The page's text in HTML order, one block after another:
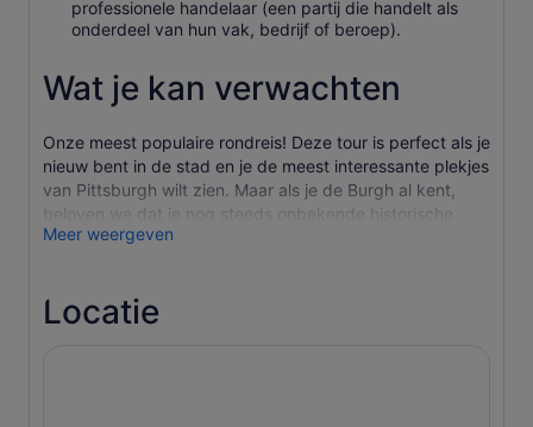
professionele handelaar (een partij die handelt als
onderdeel van hun vak, bedrijf of beroep).
Wat je kan verwachten
Onze meest populaire rondreis! Deze tour is perfect als je
nieuw bent in de stad en je de meest interessante plekjes
van Pittsburgh wilt zien. Maar als je de Burgh al kent,
beloven we dat je nog steeds onbekende historische
feiten zult leren!
District en bekijken we de North Shore op de
Meer weergeven
Locatie